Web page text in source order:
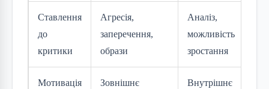
Ставлення
до
критики
Агресія,
заперечення,
образи
Аналіз,
можливість
зростання
Мотивація
Зовнішнє
Внутрішнє